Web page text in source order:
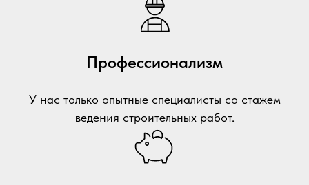
Профессионализм
У нас только опытные специалисты со стажем
ведения строительных работ.